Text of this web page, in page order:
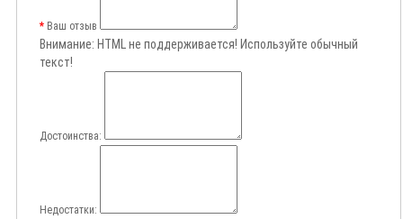
Ваш отзыв
Внимание: HTML не поддерживается! Используйте обычный
текст!
Достоинства:
Недостатки: